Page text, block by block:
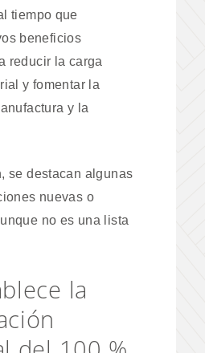
tiempo que
beneficios
reducir la carga
y fomentar la
y la
se destacan algunas
nuevas o
no es una lista
la